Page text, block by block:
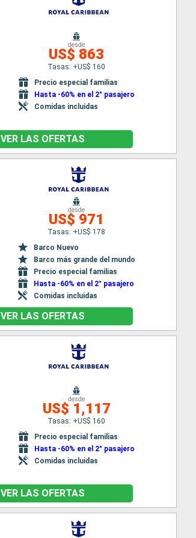
desde
US$ 863
Tasas: +US$ 160
Precio especial familias
Hasta -60% en el 2° pasajero
Comidas incluidas
VER LAS OFERTAS
desde
US$ 971
Tasas: +US$ 178
Barco Nuevo
Barco más grande del mundo
Precio especial familias
Hasta -60% en el 2° pasajero
Comidas incluidas
VER LAS OFERTAS
desde
US$ 1,117
Tasas: +US$ 160
Precio especial familias
Hasta -60% en el 2° pasajero
Comidas incluidas
VER LAS OFERTAS